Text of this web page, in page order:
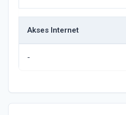
Akses Internet
-